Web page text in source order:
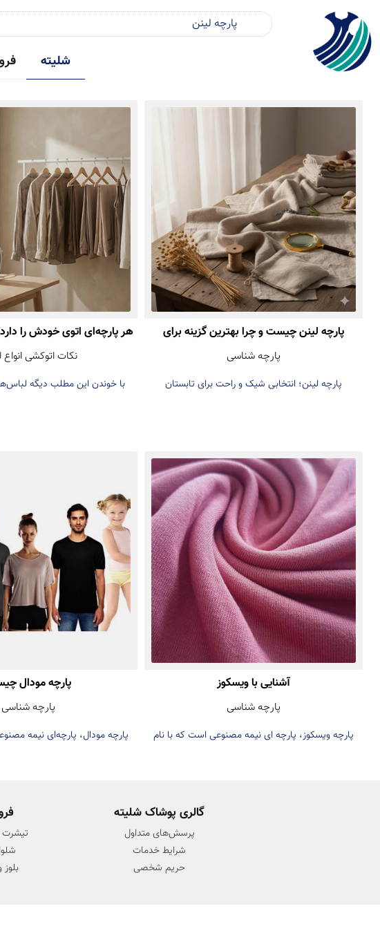
شلیته
پارچه لینن چیست و چرا بهترین گزینه برای
تابستان است؟
پارچه شناسی
پارچه لینن؛ انتخابی شیک و راحت برای تابستان
هر پارچه‌ای اتوی خودش را
بدون آسیب
نکات اتوکشی
با خوندن این مطلب دیگه
آشنایی با ویسکوز
پارچه شناسی
پارچه ویسکوز، پارچه ای نیمه مصنوعی است که با نام
پارچه مودال
پارچه شناسی
پارچه مودال، پارچه‌ای نیمه
گالری پوشاک شلیته
پرسش‌های متداول
شرایط خدمات
حریم شخصی